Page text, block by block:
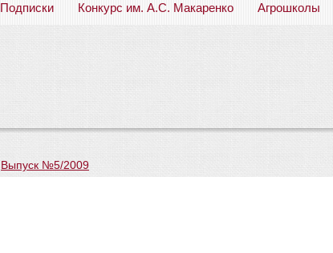
Подписки Конкурс им. А.С. Макаренко Агрошколы
Выпуск №5/2009